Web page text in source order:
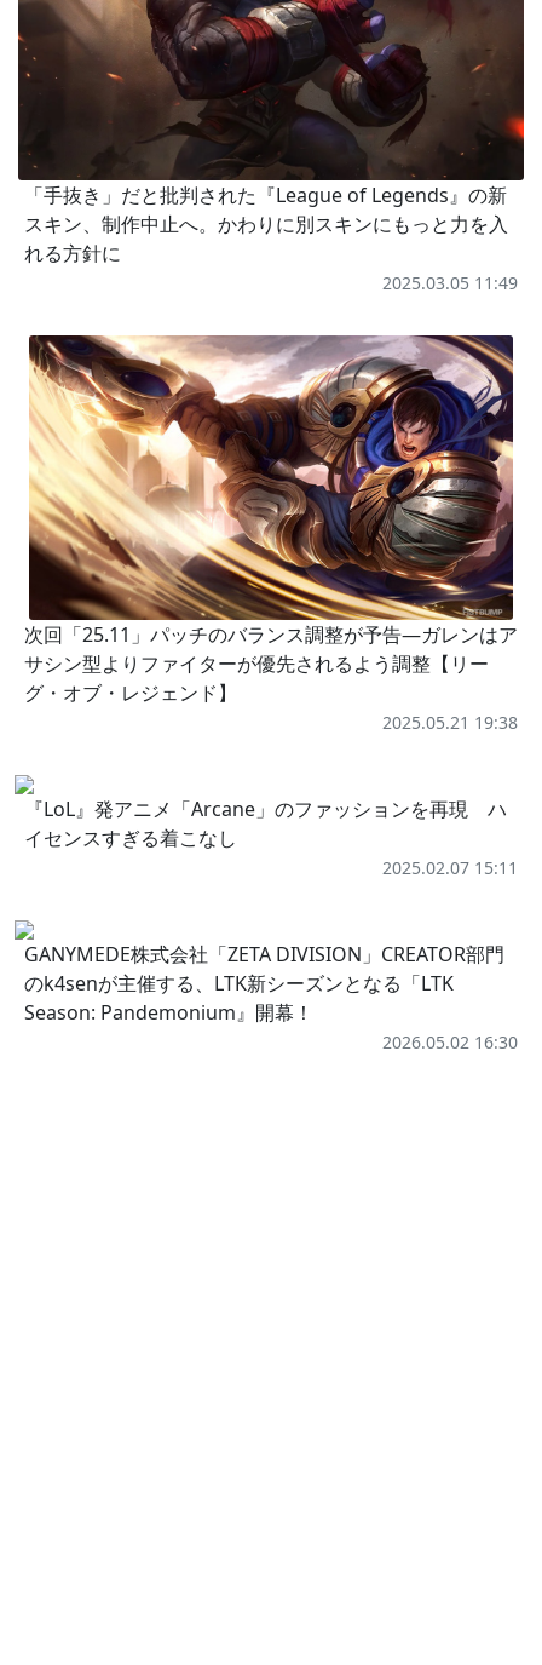
「手抜き」だと批判された『League of Legends』の新
スキン、制作中止へ。かわりに別スキンにもっと力を入
れる方針に
2025.03.05 11:49
次回「25.11」パッチのバランス調整が予告―ガレンはア
サシン型よりファイターが優先されるよう調整【リー
グ・オブ・レジェンド】
2025.05.21 19:38
『LoL』発アニメ「Arcane」のファッションを再現 ハ
イセンスすぎる着こなし
2025.02.07 15:11
GANYMEDE株式会社「ZETA DIVISION」CREATOR部門
のk4senが主催する、LTK新シーズンとなる「LTK
Season: Pandemonium』開幕！
2026.05.02 16:30